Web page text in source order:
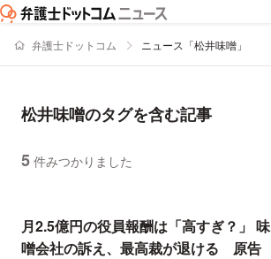
弁護士ドットコム ニュース「松井味噌」
松井味噌のタグを含む記事
5 件みつかりました
月2.5億円の役員報酬は「高すぎ？」 味
噌会社の訴え、最高裁が退ける 原告